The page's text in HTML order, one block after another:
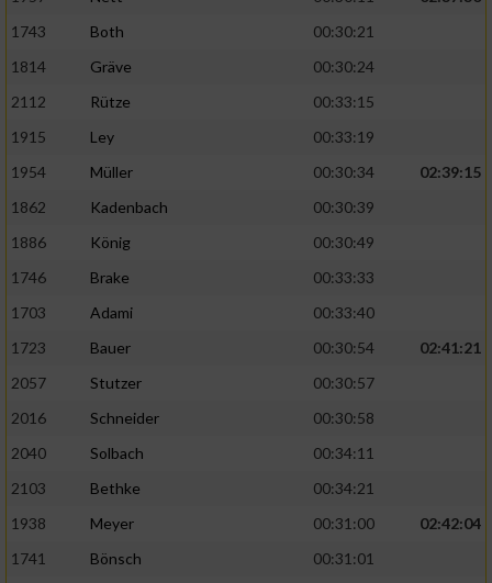
1743
Both
00:30:21
1814
Gräve
00:30:24
2112
Rütze
00:33:15
1915
Ley
00:33:19
1954
Müller 00:30:34
02:39:15
1862
Kadenbach
00:30:39
1886
König
00:30:49
1746
Brake
00:33:33
1703
Adami
00:33:40
1723
Bauer 00:30:54
02:41:21
2057
Stutzer
00:30:57
2016
Schneider
00:30:58
2040
Solbach
00:34:11
2103
Bethke
00:34:21
1938
Meyer 00:31:00
02:42:04
1741
Bönsch
00:31:01